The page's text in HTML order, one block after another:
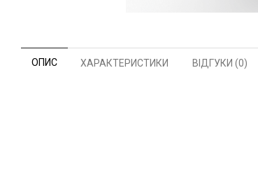
ОПИС ХАРАКТЕРИСТИКИ ВІДГУКИ (0)